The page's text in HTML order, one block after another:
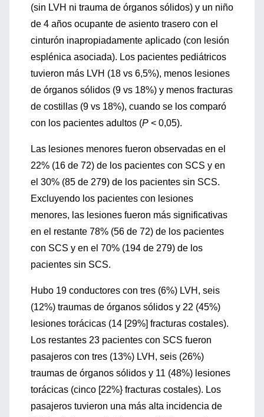
(sin LVH ni trauma de órganos sólidos) y un niño
de 4 años ocupante de asiento trasero con el
cinturón inapropiadamente aplicado (con lesión
esplénica asociada). Los pacientes pediátricos
tuvieron más LVH (18 vs 6,5%), menos lesiones
de órganos sólidos (9 vs 18%) y menos fracturas
de costillas (9 vs 18%), cuando se los comparó
con los pacientes adultos (P < 0,05).
Las lesiones menores fueron observadas en el
22% (16 de 72) de los pacientes con SCS y en
el 30% (85 de 279) de los pacientes sin SCS.
Excluyendo los pacientes con lesiones
menores, las lesiones fueron más significativas
en el restante 78% (56 de 72) de los pacientes
con SCS y en el 70% (194 de 279) de los
pacientes sin SCS.
Hubo 19 conductores con tres (6%) LVH, seis
(12%) traumas de órganos sólidos y 22 (45%)
lesiones torácicas (14 [29%] fracturas costales).
Los restantes 23 pacientes con SCS fueron
pasajeros con tres (13%) LVH, seis (26%)
traumas de órganos sólidos y 11 (48%) lesiones
torácicas (cinco [22%} fracturas costales). Los
pasajeros tuvieron una más alta incidencia de